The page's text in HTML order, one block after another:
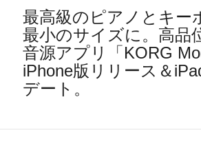
Import Products
Features
Events
最高級のピアノとキー
最小のサイズに。高品
音源アプリ「KORG
iPhone版リリース＆
デート。